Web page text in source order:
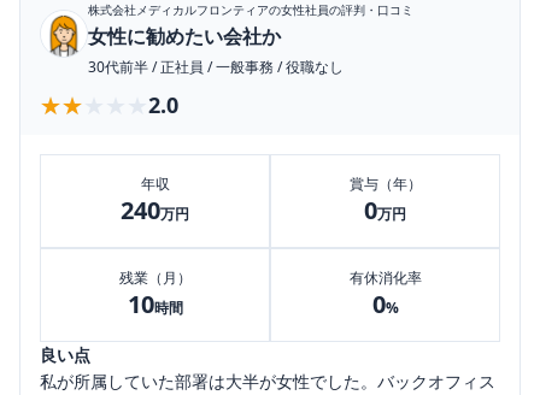
株式会社メディカルフロンティアの女性社員の評判・口コミ
女性に勧めたい会社か
30代前半/正社員 /一般事務 /役職なし
★★★★★
★★★★★ 2.0
年収
240万円
賞与（年）
0万円
残業（月）
10時間
有休消化率
0%
良い点
私が所属していた部署は大半が女性でした。バックオフィス